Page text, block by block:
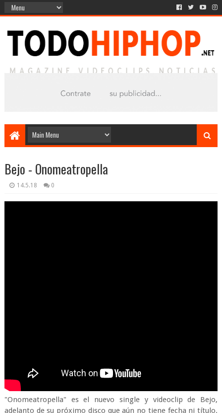
Bejo - Onomeatropella
14.5.18 0
"Onomeatropella" es el nuevo single y videoclip de Bejo,
adelanto de su próximo disco que aún no tiene fecha ni título.